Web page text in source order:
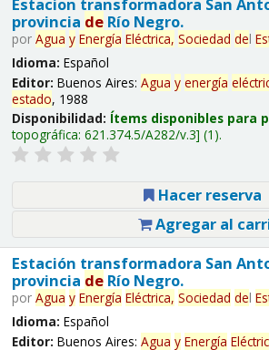
provincia deRío Negro.
por Agua y Energía Eléctrica, Sociedad del
Idioma: Español
Editor: Buenos Aires: Agua y energía
estado, 1988
Disponibilidad: Ítems disponibles para
topográfica: 621.374.5/A282/v.3 (1).
Hacer reserva
Agregar al
Estación transformadora San
provincia deRío Negro.
por Agua y Energía Eléctrica, Sociedad del
Idioma: Español
Editor: Buenos Aires: Agua y Energía